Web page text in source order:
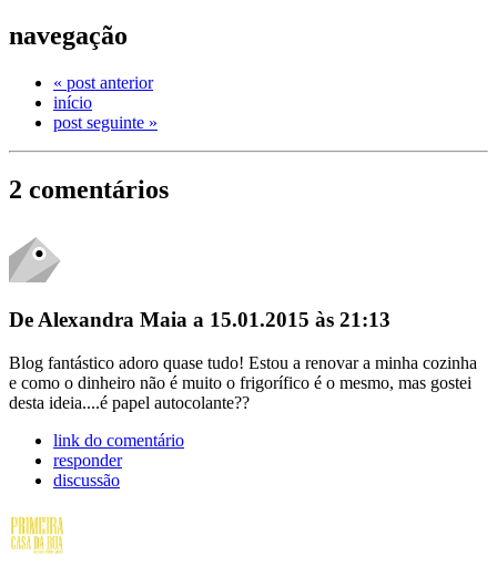
navegação
« post anterior
início
post seguinte »
2 comentários
De Alexandra Maia a 15.01.2015 às 21:13
Blog fantástico adoro quase tudo! Estou a renovar a minha cozinha
e como o dinheiro não é muito o frigorífico é o mesmo, mas gostei
desta ideia....é papel autocolante??
link do comentário
responder
discussão